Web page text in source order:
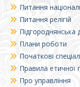
Питання
Питання релігій
Плани роботи
Початкові
Правила етичної
Про управління